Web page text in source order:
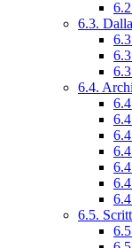
6.3.
6.4.
6.5.